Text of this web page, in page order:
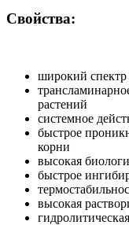
Свойства:
широкий спектр
растений
системное
быстрое
корни
высокая
быстрое
высокая